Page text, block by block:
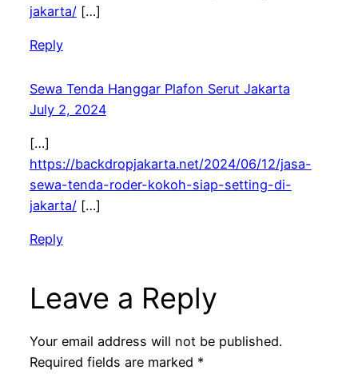
jakarta/[…]
Reply
Sewa Tenda Hanggar Plafon Serut Jakarta
July 2, 2024
[…]
https://backdropjakarta.net/2024/06/12/jasa-
sewa-tenda-roder-kokoh-siap-setting-di-
jakarta/[…]
Reply
Leave a Reply
Your email address will not be published.
Required fields are marked *